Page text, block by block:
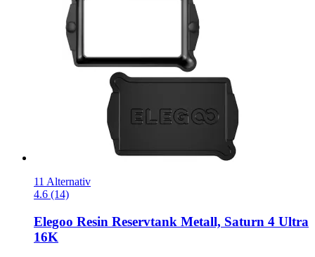
11 Alternativ
4.6 (14)
Elegoo Resin Reservtank Metall, Saturn 4 Ultra
16K